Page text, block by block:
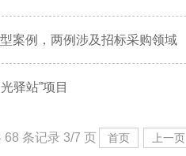
案例，两例涉及招标采购领域
驿站”项目
68 条记录 3/7 页 首页 上一页